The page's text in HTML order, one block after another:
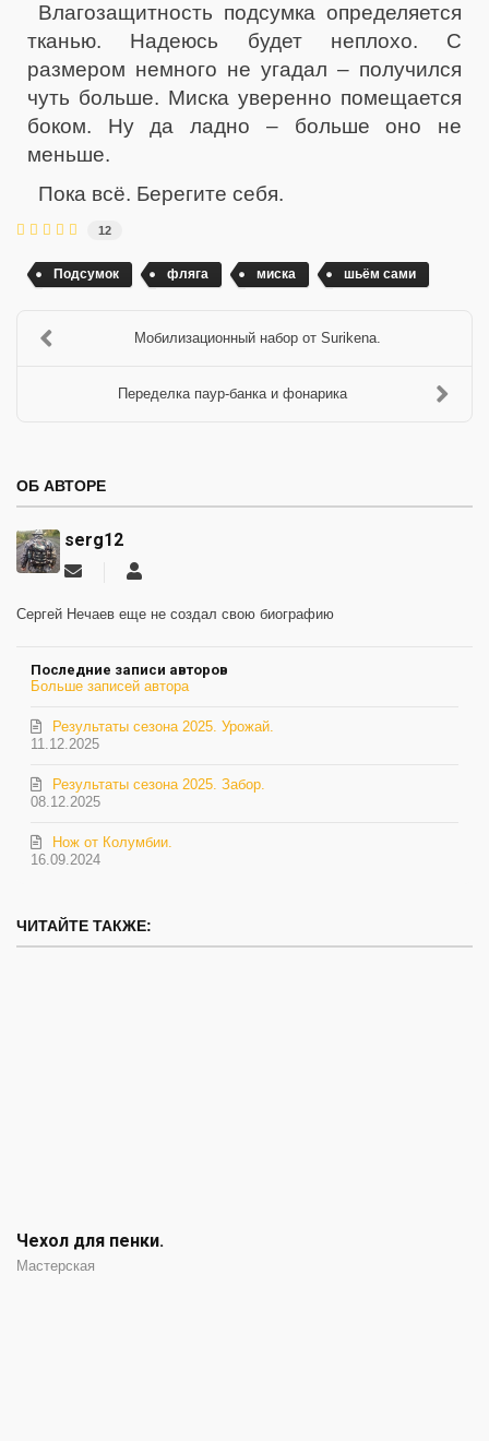
Влагозащитность подсумка определяется
тканью. Надеюсь будет неплохо. С
размером немного не угадал – получился
чуть больше. Миска уверенно помещается
боком. Ну да ладно – больше оно не
меньше.
Пока всё. Берегите себя.
12
Подсумок фляга миска шьём сами
Мобилизационный набор от Surikenа.
Переделка паур-банка и фонарика
ОБ АВТОРЕ
serg12
Подписаться
обновление
Сергей Нечаев еще не создал свою биографию
Последние записи авторов
Больше записей автора
11.12.2025
Результаты сезона 2025. Урожай.
08.12.2025
Результаты сезона 2025. Забор.
16.09.2024
Нож от Колумбии.
ЧИТАЙТЕ ТАКЖЕ:
Чехол для пенки.
Мастерская